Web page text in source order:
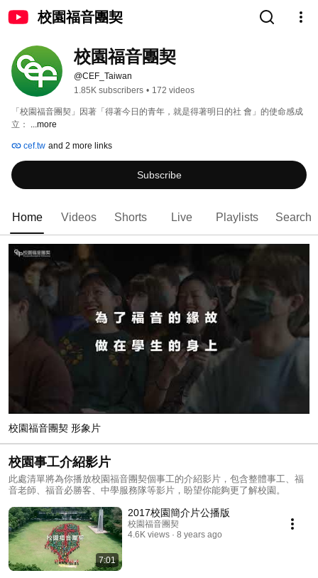
校園福音團契
校園福音團契
@CEF_Taiwan
1.85K subscribers • 172 videos
「校園福音團契」因著「得著今日的青年，就是得著明日的社 會」的使命感成
立： ...more
cef.tw and 2 more links
Subscribe
Home Videos Shorts Live Playlists Search
校園福音團契 形象片
校園事工介紹影片
此處清單將為你播放校園福音團契個事工的介紹影片，包含整體事工、福
音老師、福音必勝客、中學服務隊等影片，盼望你能夠更了解校園。
7:01
2017校園簡介片公播版
校園福音團契
4.6K views
8 years ago